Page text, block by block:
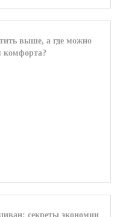
выше, а где можно
комфорта?
секреты экономии